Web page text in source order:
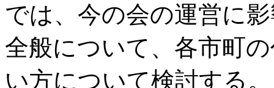
では、今の会の運営に
全般について、各市町
い方について検討する。